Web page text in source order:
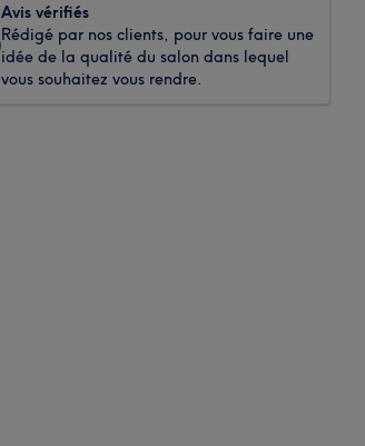
Avis vérifiés
Rédigé par nos clients, pour vous faire une
idée de la qualité du salon dans lequel
vous souhaitez vous rendre.